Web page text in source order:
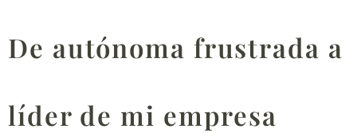
De autónoma frustrada a
líder de mi empresa